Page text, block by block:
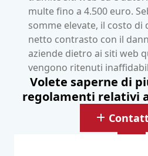
multe fino a 4.500 euro.
somme elevate, il costo di
netto contrasto con il
aziende dietro ai siti web
vengono ritenuti
Volete saperne di
regolamenti relativi